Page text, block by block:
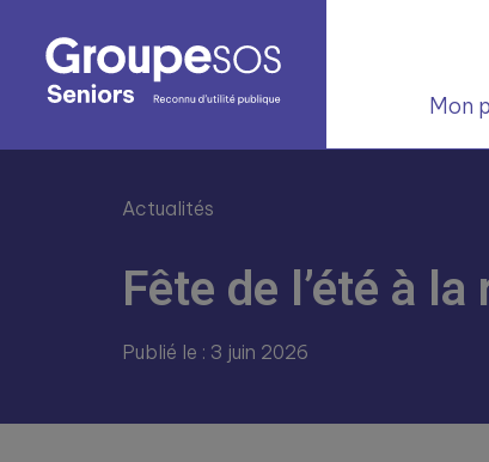
Mon
Actualités
Fête de l’été à
Publié le : 3 juin 2026